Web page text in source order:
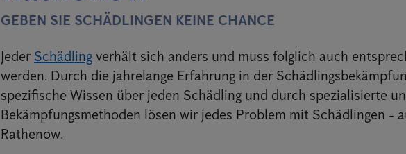
GEBEN SIE SCHÄDLINGEN KEINE CHANCE
Jeder Schädling verhält sich anders und muss folglich auch
werden. Durch die jahrelange Erfahrung in der
spezifische Wissen über jeden Schädling und durch spezialisierte
Bekämpfungsmethoden lösen wir jedes Problem mit Schädlingen -
Rathenow.